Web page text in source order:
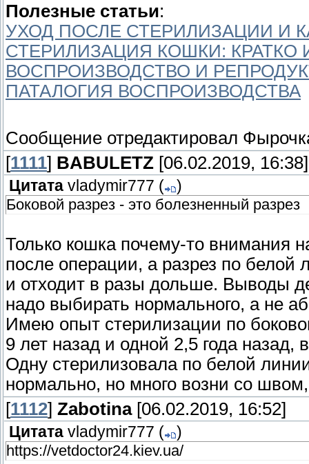
Полезные статьи:
УХОД ПОСЛЕ СТЕРИЛИЗАЦИИ И
СТЕРИЛИЗАЦИЯ КОШКИ: КРАТКО
ВОСПРОИЗВОДСТВО И
ПАТАЛОГИЯ ВОСПРОИЗВОДСТВА
Сообщение отредактировал
[1111] BABULETZ [06.02.2019, 16:38]
Цитата vladymir777 (
)
Боковой разрез - это болезненный разрез
Только кошка почему-то внимания
после операции, а разрез по белой
и отходит в разы дольше. Выводы
надо выбирать нормального, а не
Имею опыт стерилизации по
9 лет назад и одной 2,5 года
Одну стерилизовала по белой
нормально, но много возни со
[1112] Zabotina[06.02.2019, 16:52]
Цитата vladymir777 (
)
https://vetdoctor24.kiev.ua/